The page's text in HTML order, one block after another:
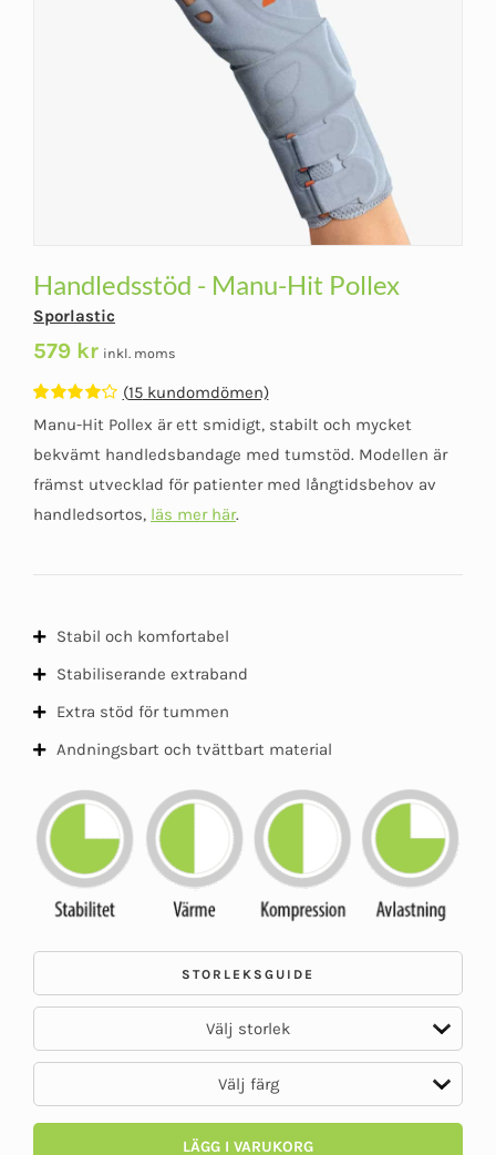
Handledsstöd - Manu-Hit Pollex
Sporlastic
579 kr inkl. moms
Betygsatt
4.20av 5
baserat på
15
(15kundomdömen)
Manu-Hit Pollex är ett smidigt, stabilt och mycket
bekvämt handledsbandage med tumstöd. Modellen är
främst utvecklad för patienter med långtidsbehov av
handledsortos, läs mer här.
Stabil och komfortabel
Stabiliserande extraband
Extra stöd för tummen
Andningsbart och tvättbart material
STORLEKSGUIDE
LÄGG I VARUKORG